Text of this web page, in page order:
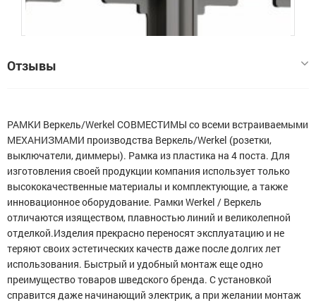
Отзывы
товар, поделитесь своим впечатлением о нём, и другие
покупатели будут вам благодарны.
Написать отзыв
Мой отзыв о Серия Antiк Рамка на 4 поста, бронза
Общая оценка
поможет другим покупателям определиться с выбором.
Обратите внимание на качество, удобство, соответствие
заявленным характеристикам.
Мы не публикуем отзывы, которые написаны большими
буквами или содержат ненормативную лексику и
оскорбления.
РАМКИ Веркель/Werkel СОВМЕСТИМЫ со всеми встраиваемыми
МЕХАНИЗМАМИ производства Веркель/Werkel (розетки,
выключатели, диммеры). Рамка из пластика на 4 поста. Для
изготовления своей продукции компания использует только
высококачественные материалы и комплектующие, а также
инновационное оборудование. Рамки Werkel / Веркель
отличаются изяществом, плавностью линий и великолепной
отделкой.Изделия прекрасно переносят эксплуатацию и не
теряют своих эстетических качеств даже после долгих лет
использования. Быстрый и удобный монтаж еще одно
преимущество товаров шведского бренда. С установкой
справится даже начинающий электрик, а при желании монтаж